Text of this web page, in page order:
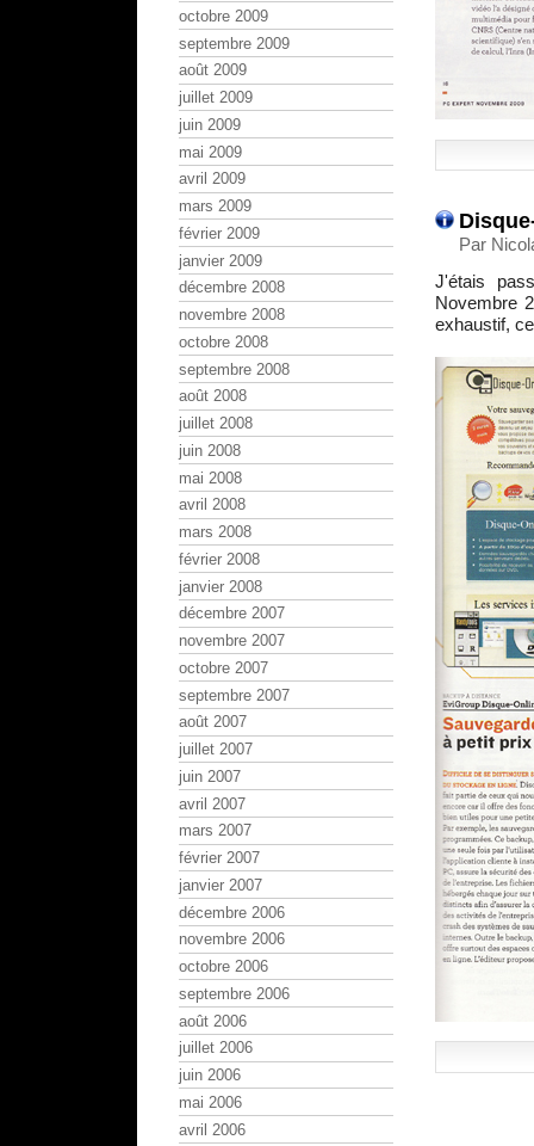
Par
J'étais
Novembre
exhaustif,
octobre 2009
septembre 2009
août 2009
juillet 2009
juin 2009
mai 2009
avril 2009
mars 2009
février 2009
janvier 2009
décembre 2008
novembre 2008
octobre 2008
septembre 2008
août 2008
juillet 2008
juin 2008
mai 2008
avril 2008
mars 2008
février 2008
janvier 2008
décembre 2007
novembre 2007
octobre 2007
septembre 2007
août 2007
juillet 2007
juin 2007
avril 2007
mars 2007
février 2007
janvier 2007
décembre 2006
novembre 2006
octobre 2006
septembre 2006
août 2006
juillet 2006
juin 2006
mai 2006
avril 2006